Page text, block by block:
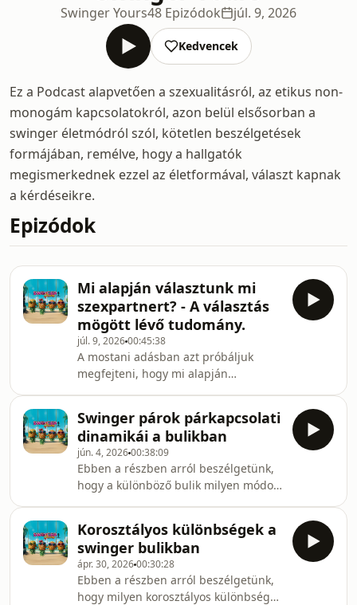
Swinger Yours48 Epizódok júl. 9, 2026
Kedvencek
Ez a Podcast alapvetően a szexualitásról, az etikus non-
monogám kapcsolatokról, azon belül elsősorban a
swinger életmódról szól, kötetlen beszélgetések
formájában, remélve, hogy a hallgatók
megismerkednek ezzel az életformával, választ kapnak
a kérdéseikre.
Epizódok
Mi alapján választunk mi
szexpartnert? - A választás
mögött lévő tudomány.
júl. 9, 202600:45:38
A mostani adásban azt próbáljuk
megfejteni, hogy mi alapján
Swinger párok párkapcsolati
dinamikái a bulikban
jún. 4, 202600:38:09
Ebben a részben arról beszélgetünk,
hogy a különböző bulik milyen módon
Korosztályos különbségek a
swinger bulikban
ápr. 30, 202600:30:28
Ebben a részben arról beszélgetünk,
hogy milyen korosztályos különbségek